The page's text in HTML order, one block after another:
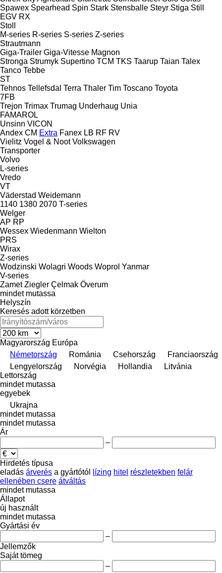
Spawex Spearhead Spin Stark Stensballe Steyr Stiga Still
EGV RX
Stoll
M-series R-series S-series Z-series
Strautmann
Giga-Trailer Giga-Vitesse Magnon
Stronga Strumyk Supertino TCM TKS Taarup Taian Talex
Tanco Tebbe
ST
Tehnos Tellefsdal Terra Thaler Tim Toscano Toyota
7FB
Trejon Trimax Trumag Underhaug Unia
FAMAROL
Unsinn VICON
Andex CM Extra Fanex LB RF RV
Vielitz Vogel & Noot Volkswagen
Transporter
Volvo
L-series
Vredo
VT
Väderstad Weidemann
1140 1380 2070 T-series
Welger
AP RP
Wessex Wiedenmann Wielton
PRS
Wirax
Z-series
Wodzinski Wolagri Woods Woprol Yanmar
V-series
Zamet Ziegler Çelmak Överum
mindet mutassa
Helyszín
Keresés adott körzetben
Magyarország Európa
Németország
Románia Csehország
Franciaország
Lengyelország
Norvégia Hollandia
Litvánia
Lettország
mindet mutassa
egyebek
Ukrajna
mindet mutassa
mindet mutassa
Ár
–
Hirdetés típusa
eladás árverés a gyártótól lízing hitel részletekben felár
ellenében csere átváltás
mindet mutassa
Állapot
új használt
mindet mutassa
Gyártási év
–
Jellemzők
Saját tömeg
–